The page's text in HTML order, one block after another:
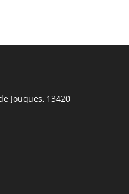
Jouques, 13420